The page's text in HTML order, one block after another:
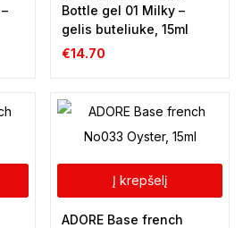
Bottle gel 01 Milky –
gelis buteliuke, 15ml
€14.70
Į krepšelį
ADORE Base french